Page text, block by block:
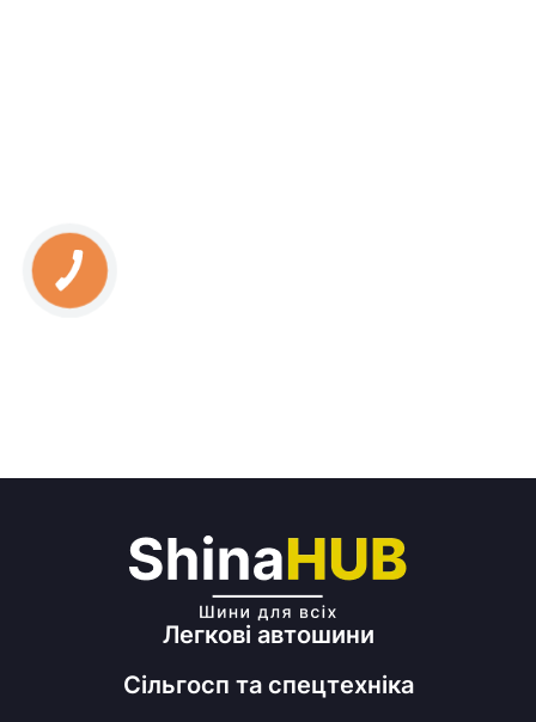
Легкові автошини
Сільгосп та спецтехніка